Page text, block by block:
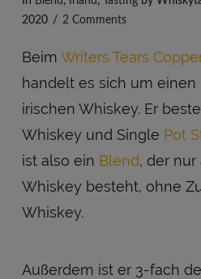
2020
2 Comments
Beim Writers Tears
handelt es sich um einen
irischen Whiskey. Er
Whiskey und Single Pot
ist also ein Blend, der nur
Whiskey besteht, ohne
Whiskey.
Außerdem ist er 3-fach